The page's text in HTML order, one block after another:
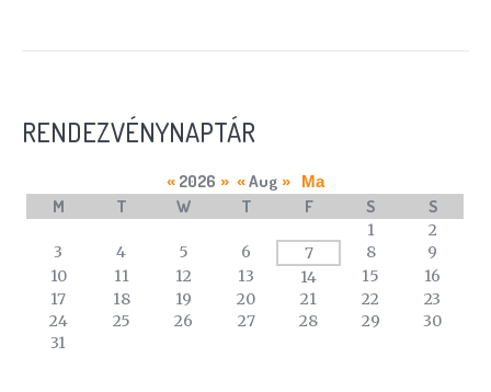
RENDEZVÉNYNAPTÁR
calendar
events
« 2026 » « Aug » Ma
M T W T F S S
1
2
3
4 5 6 7 8
9
10
11 12 13 14 15
16
17
18 19 20 21 22
23
24
25 26 27 28 29
30
31